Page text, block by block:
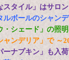
タイル」はサロ
ボールのシャン
・シェード」の照
ンデリア」で ～
ーナプキン」も入